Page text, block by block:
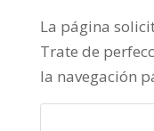
La página
Trate de
la navegación